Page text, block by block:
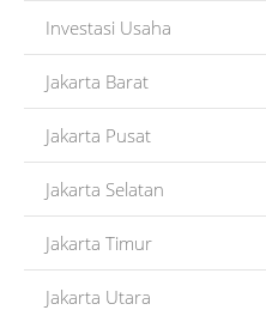
Investasi Usaha
Jakarta Barat
Jakarta Pusat
Jakarta Selatan
Jakarta Timur
Jakarta Utara